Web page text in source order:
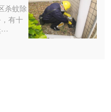
杀蚊除
有十